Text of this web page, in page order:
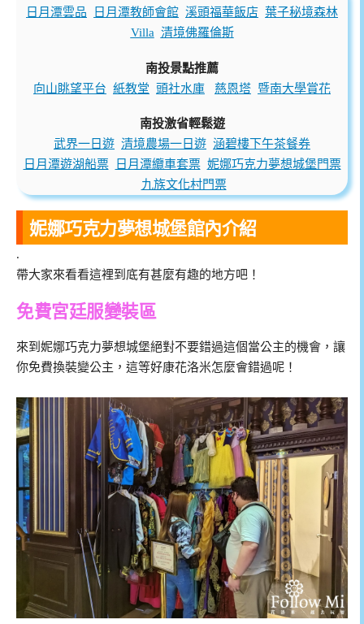
日月潭雲品
日月潭教師會館 溪頭福華飯店 葉子秘境森林
Villa 清境佛羅倫斯
南投景點推薦
向山眺望平台 紙教堂 頭社水庫 慈恩塔 暨南大學賞花
南投激省輕鬆遊
武界一日遊 清境農場一日遊 涵碧樓下午茶餐券
日月潭遊湖船票
日月潭纜車套票 妮娜巧克力夢想城堡門票
九族文化村門票
妮娜巧克力夢想城堡館內介紹
.
帶大家來看看這裡到底有甚麼有趣的地方吧！
免費宮廷服變裝區
來到妮娜巧克力夢想城堡絕對不要錯過這個當公主的機會，讓
你免費換裝變公主，這等好康花洛米怎麼會錯過呢！